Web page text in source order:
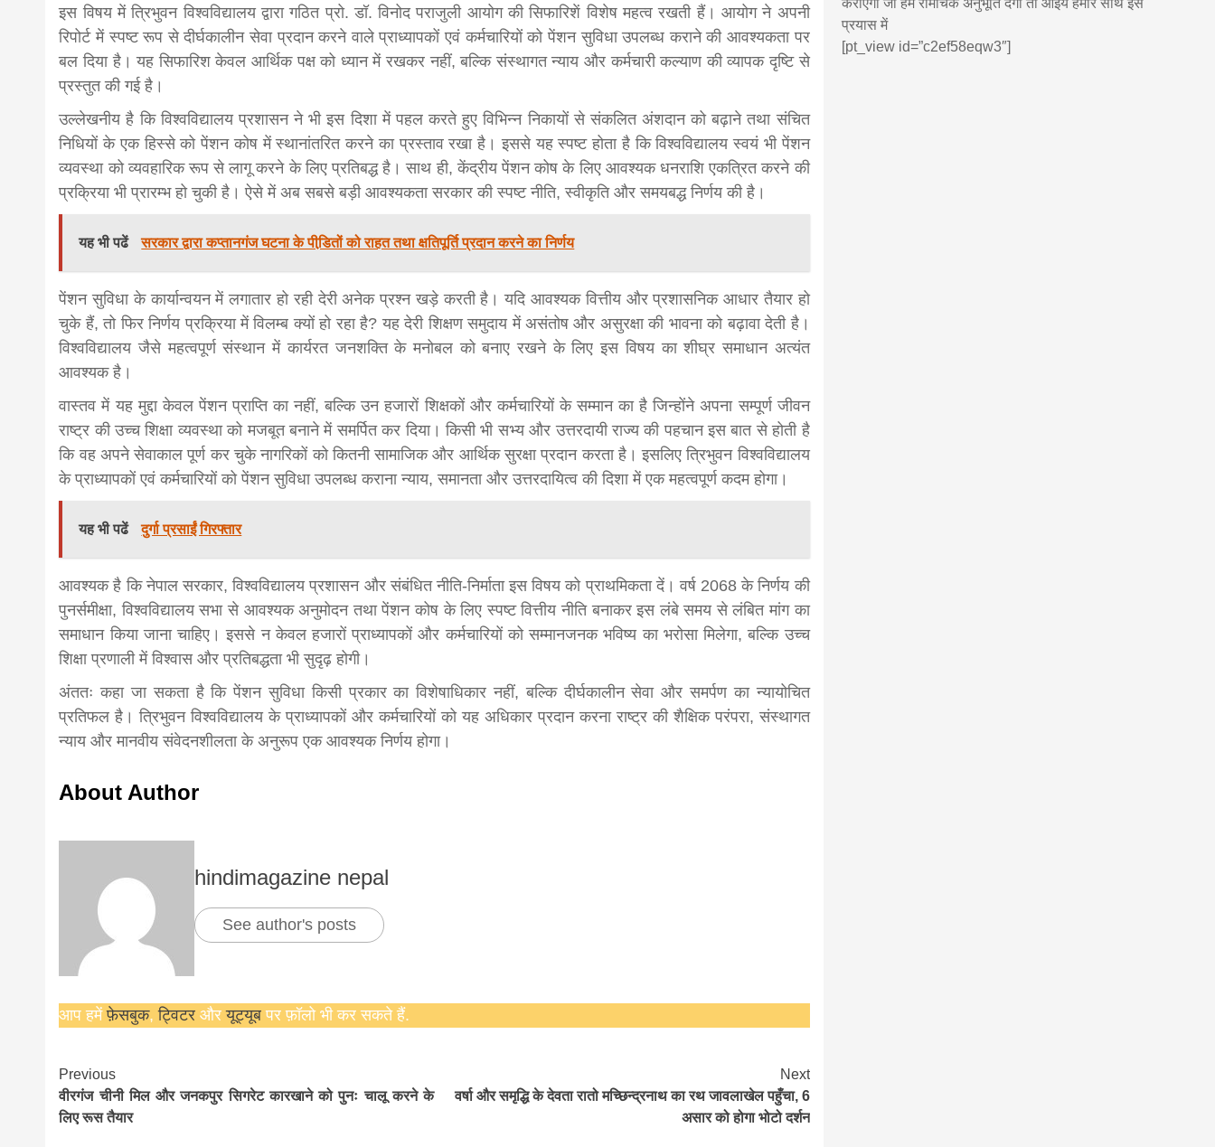
इस विषय में त्रिभुवन विश्वविद्यालय द्वारा गठित प्रो. डॉ. विनोद पराजुली आयोग की सिफारिशें विशेष महत्व रखती हैं। आयोग ने अपनी
रिपोर्ट में स्पष्ट रूप से दीर्घकालीन सेवा प्रदान करने वाले प्राध्यापकों एवं कर्मचारियों को पेंशन सुविधा उपलब्ध कराने की आवश्यकता पर
बल दिया है। यह सिफारिश केवल आर्थिक पक्ष को ध्यान में रखकर नहीं, बल्कि संस्थागत न्याय और कर्मचारी कल्याण की व्यापक दृष्टि से
प्रस्तुत की गई है।
उल्लेखनीय है कि विश्वविद्यालय प्रशासन ने भी इस दिशा में पहल करते हुए विभिन्न निकायों से संकलित अंशदान को बढ़ाने तथा संचित
निधियों के एक हिस्से को पेंशन कोष में स्थानांतरित करने का प्रस्ताव रखा है। इससे यह स्पष्ट होता है कि विश्वविद्यालय स्वयं भी पेंशन
व्यवस्था को व्यवहारिक रूप से लागू करने के लिए प्रतिबद्ध है। साथ ही, केंद्रीय पेंशन कोष के लिए आवश्यक धनराशि एकत्रित करने की
प्रक्रिया भी प्रारम्भ हो चुकी है। ऐसे में अब सबसे बड़ी आवश्यकता सरकार की स्पष्ट नीति, स्वीकृति और समयबद्ध निर्णय की है।
यह भी पढें सरकार द्वारा कप्तानगंज घटना के पीडि़तों को राहत तथा क्षतिपूर्ति प्रदान करने का निर्णय
पेंशन सुविधा के कार्यान्वयन में लगातार हो रही देरी अनेक प्रश्न खड़े करती है। यदि आवश्यक वित्तीय और प्रशासनिक आधार तैयार हो
चुके हैं, तो फिर निर्णय प्रक्रिया में विलम्ब क्यों हो रहा है? यह देरी शिक्षण समुदाय में असंतोष और असुरक्षा की भावना को बढ़ावा देती है।
विश्वविद्यालय जैसे महत्वपूर्ण संस्थान में कार्यरत जनशक्ति के मनोबल को बनाए रखने के लिए इस विषय का शीघ्र समाधान अत्यंत
आवश्यक है।
वास्तव में यह मुद्दा केवल पेंशन प्राप्ति का नहीं, बल्कि उन हजारों शिक्षकों और कर्मचारियों के सम्मान का है जिन्होंने अपना सम्पूर्ण जीवन
राष्ट्र की उच्च शिक्षा व्यवस्था को मजबूत बनाने में समर्पित कर दिया। किसी भी सभ्य और उत्तरदायी राज्य की पहचान इस बात से होती है
कि वह अपने सेवाकाल पूर्ण कर चुके नागरिकों को कितनी सामाजिक और आर्थिक सुरक्षा प्रदान करता है। इसलिए त्रिभुवन विश्वविद्यालय
के प्राध्यापकों एवं कर्मचारियों को पेंशन सुविधा उपलब्ध कराना न्याय, समानता और उत्तरदायित्व की दिशा में एक महत्वपूर्ण कदम होगा।
यह भी पढें दुर्गा प्रसाईं गिरफ्तार
आवश्यक है कि नेपाल सरकार, विश्वविद्यालय प्रशासन और संबंधित नीति-निर्माता इस विषय को प्राथमिकता दें। वर्ष 2068 के निर्णय की
पुनर्समीक्षा, विश्वविद्यालय सभा से आवश्यक अनुमोदन तथा पेंशन कोष के लिए स्पष्ट वित्तीय नीति बनाकर इस लंबे समय से लंबित मांग का
समाधान किया जाना चाहिए। इससे न केवल हजारों प्राध्यापकों और कर्मचारियों को सम्मानजनक भविष्य का भरोसा मिलेगा, बल्कि उच्च
शिक्षा प्रणाली में विश्वास और प्रतिबद्धता भी सुदृढ़ होगी।
अंततः कहा जा सकता है कि पेंशन सुविधा किसी प्रकार का विशेषाधिकार नहीं, बल्कि दीर्घकालीन सेवा और समर्पण का न्यायोचित
प्रतिफल है। त्रिभुवन विश्वविद्यालय के प्राध्यापकों और कर्मचारियों को यह अधिकार प्रदान करना राष्ट्र की शैक्षिक परंपरा, संस्थागत
न्याय और मानवीय संवेदनशीलता के अनुरूप एक आवश्यक निर्णय होगा।
About Author
hindimagazine nepal
See author's posts
आप हमेंफ़ेसबुक,ट्विटरऔरयूट्यूब पर फ़ॉलो भी कर सकते हैं.
Continue
Reading
Previous
वीरगंज चीनी मिल और जनकपुर सिगरेट कारखाने को पुनः चालू करने के
लिए रूस तैयार
Next
वर्षा और समृद्धि के देवता रातो मच्छिन्द्रनाथ का रथ जावलाखेल पहुँचा, 6
असार को होगा भोटो दर्शन
कराएगा जो हमे रोमांचक अनुभूति देगी तो आइये हमारे साथ इस
प्रयास में
[pt_view id=”c2ef58eqw3″]